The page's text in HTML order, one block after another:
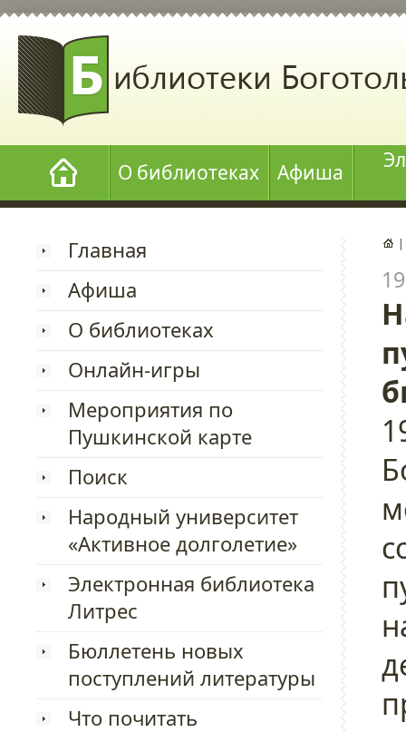
О библиотеках Афиша
Главная
Афиша
О библиотеках
Онлайн-игры
Мероприятия по
Пушкинской карте
Поиск
Народный университет
«Активное долголетие»
Электронная библиотека
Литрес
Бюллетень новых
поступлений литературы
Что почитать
|